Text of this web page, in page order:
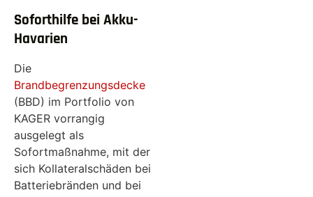
Soforthilfe bei Akku-
Havarien
Die
Brandbegrenzungsdecke
(BBD) im Portfolio von
KAGER vorrangig
ausgelegt als
Sofortmaßnahme, mit der
sich Kollateralschäden bei
Batteriebränden und bei